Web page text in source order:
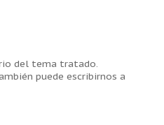
del tema tratado.
puede escribirnos a